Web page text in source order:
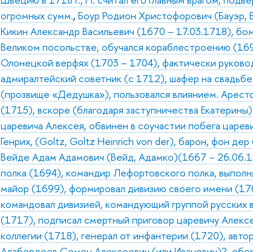
огромных сумм.,Боур Родион Христофорович (Бауэр,
Кикин Александр Васильевич (1670 – 17.03.1718),
Великом посольстве, обучался кораблестроению
Олонецкой верфях (1703 – 1704), фактически
адмиралтейский советник (с 1712), шафер на
(прозвище «Дедушка»), пользовался влиянием.
(1715), вскоре (благодаря заступничества
царевича Алексея, обвинен в соучастии побега
Генрих, (Goltz, Goltz Heinrich von der), барон, фон
Вейде Адам Адамович (Вейд, Адамко)(1667 –
полка (1694), командир Лефортовского полка,
майор (1699), формировал дивизию своего имени
командовал дивизией, командующий группой
(1717), подписал смертный приговор царевичу
коллегии (1718), генерал от инфантерии (1720),